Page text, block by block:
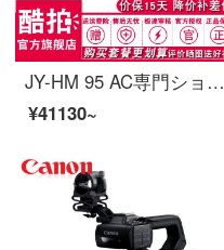
JY-HM 95 AC専門ショルダー式高精細デジタルカメラ結婚式/会議/教育/写真HM 95撮影一体機JY-HM 95 ACコース3
¥41130~